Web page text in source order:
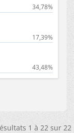
34,78%
17,39%
43,48%
1 à 22 sur 22